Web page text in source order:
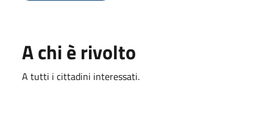
A chi è rivolto
A tutti i cittadini interessati.